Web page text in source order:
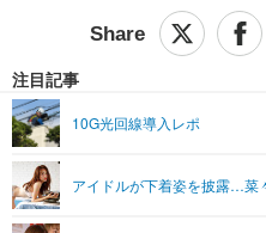
ショッピング
エンタメTOP
グラビア
ライフTOP
リリース一覧
プッシュ通知の停止方法
注目記事
10G光回線導入レポ
アイドルが下着姿を披露…菜